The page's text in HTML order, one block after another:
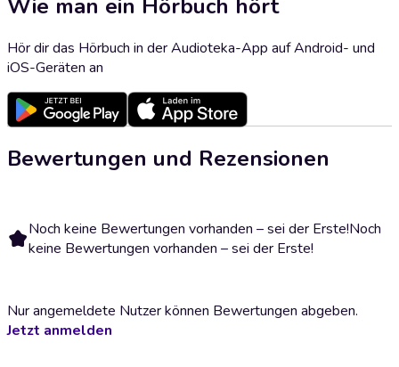
Wie man ein Hörbuch hört
Hör dir das Hörbuch in der Audioteka-App auf Android- und
iOS-Geräten an
Bewertungen und Rezensionen
Noch keine Bewertungen vorhanden – sei der Erste!Noch
keine Bewertungen vorhanden – sei der Erste!
Nur angemeldete Nutzer können Bewertungen abgeben.
Jetzt anmelden